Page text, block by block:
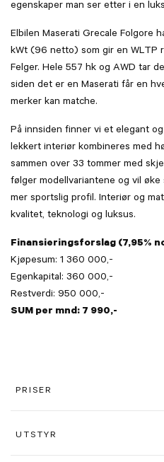
egenskaper man ser etter i en
Elbilen Maserati Grecale Folgore
kWt (96 netto) som gir en WLTP
Felger. Hele 557 hk og AWD tar
siden det er en Maserati får en
merker kan matche.
På innsiden finner vi et elegant
lekkert interiør kombineres med
sammen over 33 tommer med
følger modellvariantene og vil
mer sportslig profil. Interiør og
kvalitet, teknologi og luksus.
Finansieringsforslag (7,95%
Kjøpesum: 1 360 000,-
Egenkapital: 360 000,-
Restverdi: 950 000,-
SUM per mnd: 7 990,-
PRISER
UTSTYR